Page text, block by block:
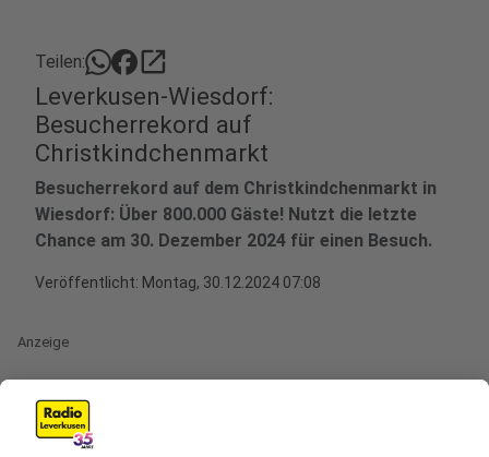
Teilen: open_in_new
Leverkusen-Wiesdorf:
Besucherrekord auf
Christkindchenmarkt
Besucherrekord auf dem Christkindchenmarkt in
Wiesdorf: Über 800.000 Gäste! Nutzt die letzte
Chance am 30. Dezember 2024 für einen Besuch.
Veröffentlicht: Montag, 30.12.2024 07:08
Anzeige
Der Christkindchenmarkt in Wiesdorf verzeichnete in
diesem Jahr einen beeindruckenden Besucherrekord